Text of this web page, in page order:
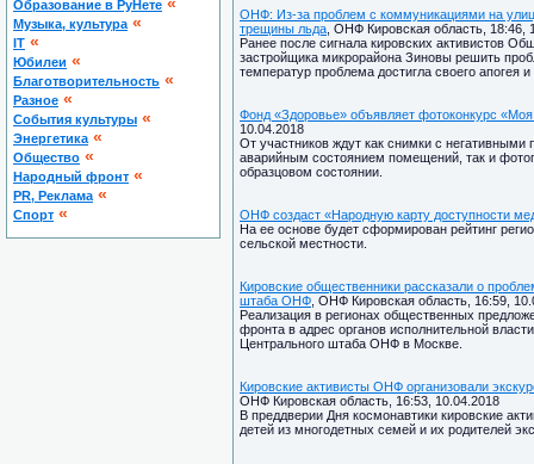
Образование в РуНете
Музыка, культура «
IT «
Юбилеи «
Благотворительность «
Разное «
Cобытия культуры «
Энергетика «
Общество «
Народный фронт «
PR, Реклама «
Спорт «
ОНФ: Из-за проблем с коммуникациями на
трещины льда , ОНФ Кировская область, 18:46,
Ранее после сигнала кировских активистов
застройщика микрорайона Зиновы решить
температур проблема достигла своего апогея
Фонд «Здоровье» объявляет фотоконкурс
10.04.2018
От участников ждут как снимки с
аварийным состоянием помещений, так и
образцовом состоянии.
ОНФ создаст «Народную карту доступности
На ее основе будет сформирован рейтинг
сельской местности.
Кировские общественники рассказали о
штаба ОНФ , ОНФ Кировская область, 16:59,
Реализация в регионах общественных
фронта в адрес органов исполнительной
Центрального штаба ОНФ в Москве.
Кировские активисты ОНФ организовали
ОНФ Кировская область, 16:53, 10.04.2018
В преддверии Дня космонавтики кировские
детей из многодетных семей и их родителей